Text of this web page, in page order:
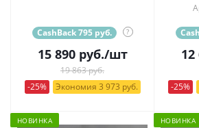
CashBack 795 руб. ?
15 890руб./шт
19 863 руб.
-25%
Экономия 3 973 руб.
12
-25%
НОВИНКА НОВИНКА